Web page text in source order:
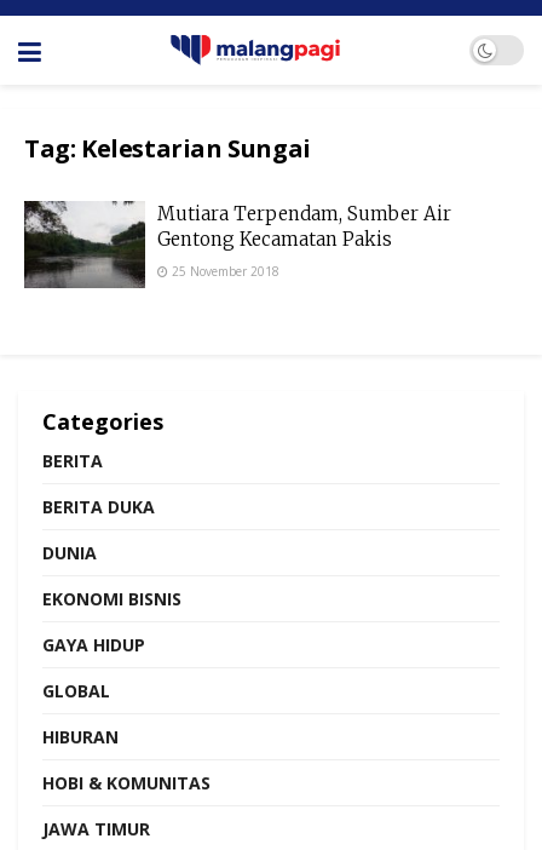
Tag: Kelestarian Sungai
Mutiara Terpendam, Sumber Air
Gentong Kecamatan Pakis
25 November 2018
Categories
BERITA
BERITA DUKA
DUNIA
EKONOMI BISNIS
GAYA HIDUP
GLOBAL
HIBURAN
HOBI & KOMUNITAS
JAWA TIMUR